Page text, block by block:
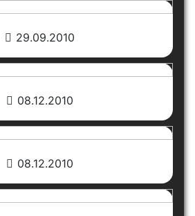
29.09.2010
08.12.2010
08.12.2010